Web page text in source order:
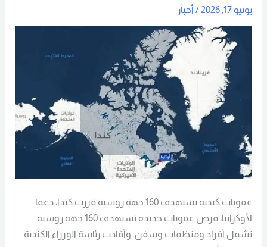
يونيو 17, 2026 / أخبار
عقوبات كندية تستهدف 160 جهة روسية قررت كندا، دعما
لأوكرانيا، فرض عقوبات جديدة تستهدف 160 جهة روسية
تشمل أفراد ومنظمات وسفن. وأفادت رئاسة الوزراء الكندية
كندية
روسية